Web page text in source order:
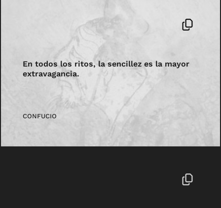
En todos los ritos, la sencillez es la mayor
extravagancia.
CONFUCIO